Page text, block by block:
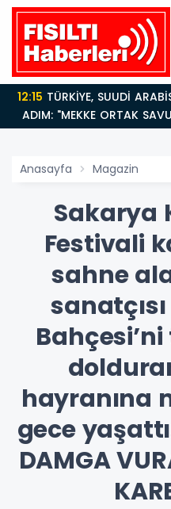
14:21BAKAN GÜRLEK’TEN TİGAD ÇALIŞTAYINDA Çarpıcı
AÇIKLAMALAR:
Anasayfa Magazin
Sakarya
Festivali
sahne
Bahçesi’ni
hayranına
gece
DAMGA